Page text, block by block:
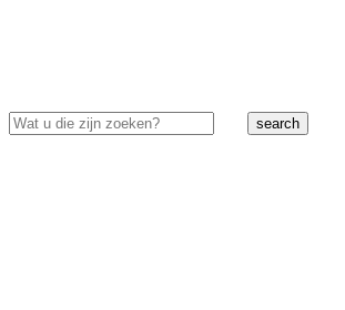
search